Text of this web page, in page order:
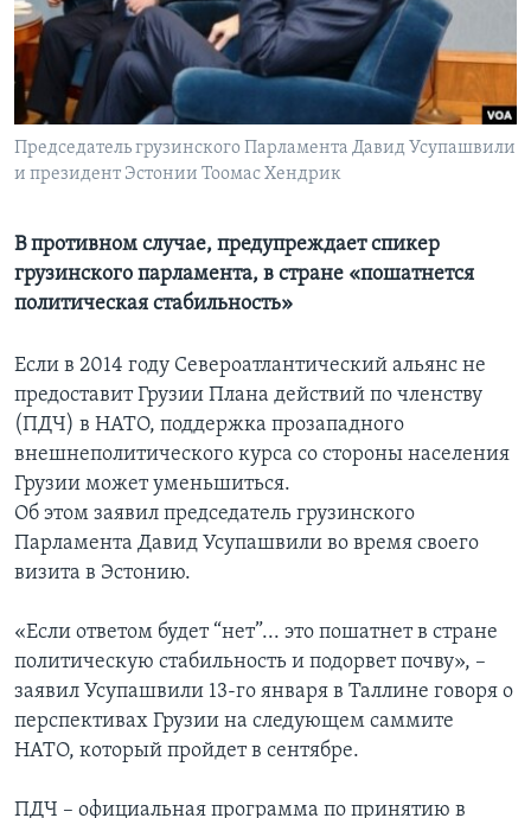
Learning English
СОЦИАЛЬНЫЕ СЕТИ
Председатель грузинского Парламента Давид Усупашвили
и президент Эстонии Тоомас Хендрик
В противном случае, предупреждает спикер
грузинского парламента, в стране «пошатнется
политическая стабильность»
Если в 2014 году Североатлантический альянс не
предоставит Грузии Плана действий по членству
(ПДЧ) в НАТО, поддержка прозападного
внешнеполитического курса со стороны населения
Грузии может уменьшиться.
Об этом заявил председатель грузинского
Парламента Давид Усупашвили во время своего
визита в Эстонию.
«Если ответом будет “нет”... это пошатнет в стране
политическую стабильность и подорвет почву», –
заявил Усупашвили 13-го января в Таллине говоря о
перспективах Грузии на следующем саммите
НАТО, который пройдет в сентябре.
ПДЧ – официальная программа по принятию в